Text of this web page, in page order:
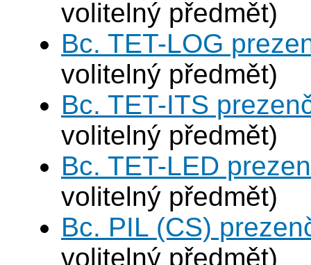
volitelný předmět)
Bc. TET-LOG
volitelný předmět)
Bc. TET-ITS
volitelný předmět)
Bc. TET-LED
volitelný předmět)
Bc. PIL (CS)
volitelný předmět)